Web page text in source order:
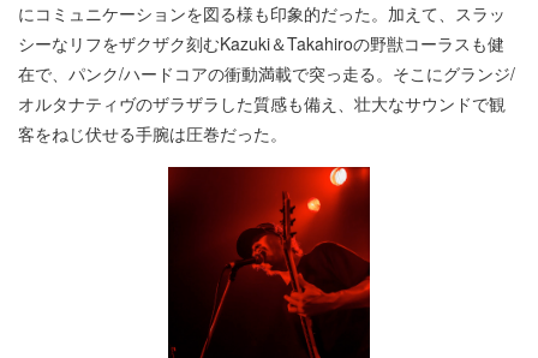
にコミュニケーションを図る様も印象的だった。加えて、スラッ
シーなリフをザクザク刻むKazuki＆Takahiroの野獣コーラスも健
在で、パンク/ハードコアの衝動満載で突っ走る。そこにグランジ/
オルタナティヴのザラザラした質感も備え、壮大なサウンドで観
客をねじ伏せる手腕は圧巻だった。